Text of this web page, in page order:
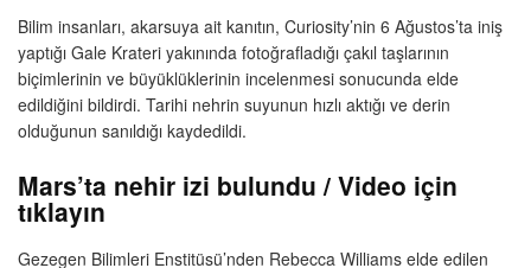
Bilim insanları, akarsuya ait kanıtın, Curiosity’nin 6 Ağustos’ta iniş
yaptığı Gale Krateri yakınında fotoğrafladığı çakıl taşlarının
biçimlerinin ve büyüklüklerinin incelenmesi sonucunda elde
edildiğini bildirdi. Tarihi nehrin suyunun hızlı aktığı ve derin
olduğunun sanıldığı kaydedildi.
Mars’ta nehir izi bulundu / Video için
tıklayın
Gezegen Bilimleri Enstitüsü’nden Rebecca Williams elde edilen